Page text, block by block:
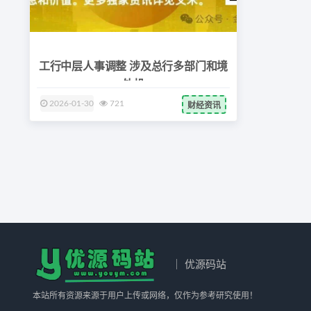
工行中层人事调整 涉及总行多部门和境
2026-01-30 721 财经资讯
｜ 优源码站
本站所有资源来源于用户上传或网络，仅作为参考研究使用！